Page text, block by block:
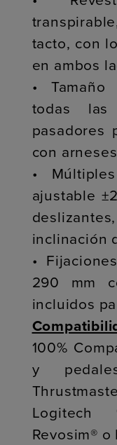
tacto, con
en ambos
•
todas
pasadores
con
•
ajustable
inclinación
•
290 mm
incluidos
100%
y
Logitech
Revosim® o